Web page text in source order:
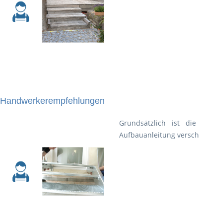
Handwerkerempfehlungen
Grundsätzlich ist die
Aufbauanleitung